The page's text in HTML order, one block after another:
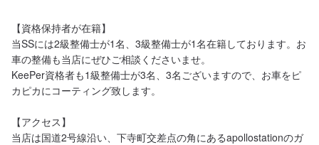
【資格保持者が在籍】
当SSには2級整備士が1名、3級整備士が1名在籍しております。お
車の整備も当店にぜひご相談くださいませ。
KeePer資格者も1級整備士が3名、3名ございますので、お車をピ
カピカにコーティング致します。
【アクセス】
当店は国道2号線沿い、下寺町交差点の角にあるapollostationのガ